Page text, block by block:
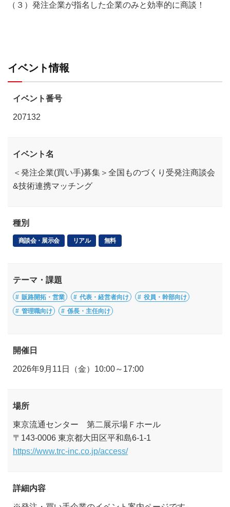
（３）発注企業が指名した企業のみと効率的に商談！
イベント情報
イベント番号
207132
イベント名
＜発注企業(買い手)募集＞全国ものづくり受発注商談会
&技術連携マッチング
種別
商談会・展示会 リアル 無料
テーマ・課題
販路開拓・営業 代表・経営者向け 役員・幹部向け
管理職向け 係長・主任向け
開催日
2026年9月11日（金）10:00～17:00
場所
東京流通センター 第二展示場Ｆホール
〒143-0006 東京都大田区平和島6-1-1
https://www.trc-inc.co.jp/access/
詳細内容